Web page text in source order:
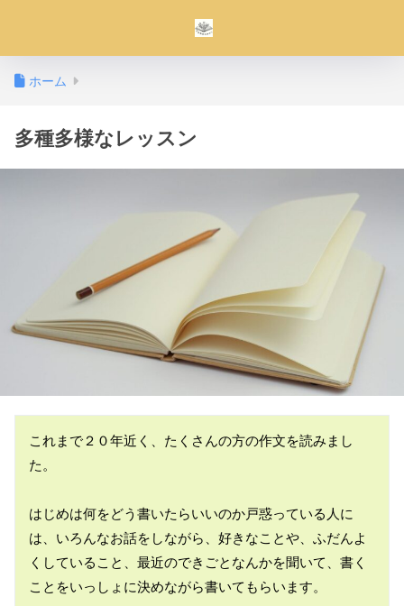
ホーム
多種多様なレッスン
これまで２０年近く、たくさんの方の作文を読みまし
た。
はじめは何をどう書いたらいいのか戸惑っている人に
は、いろんなお話をしながら、好きなことや、ふだんよ
くしていること、最近のできごとなんかを聞いて、書く
ことをいっしょに決めながら書いてもらいます。